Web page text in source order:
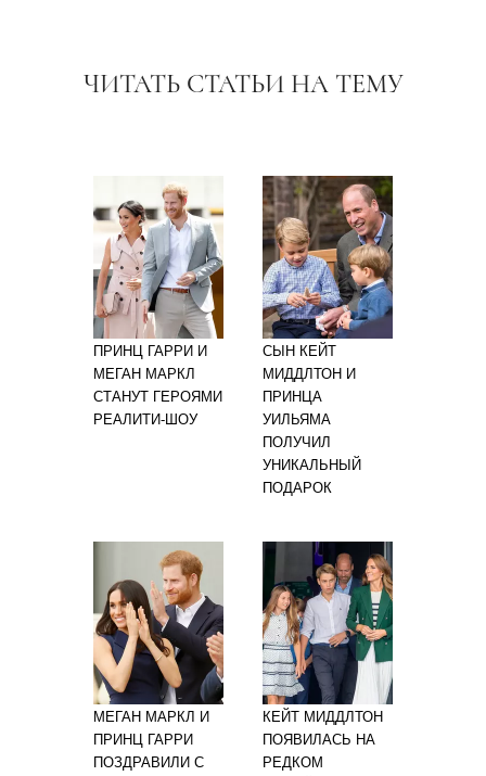
ЧИТАТЬ СТАТЬИ НА ТЕМУ
ПРИНЦ ГАРРИ И
МЕГАН МАРКЛ
СТАНУТ ГЕРОЯМИ
РЕАЛИТИ-ШОУ
СЫН КЕЙТ
МИДДЛТОН И
ПРИНЦА
УИЛЬЯМА
ПОЛУЧИЛ
УНИКАЛЬНЫЙ
ПОДАРОК
МЕГАН МАРКЛ И
ПРИНЦ ГАРРИ
ПОЗДРАВИЛИ С
КЕЙТ МИДДЛТОН
ПОЯВИЛАСЬ НА
РЕДКОМ